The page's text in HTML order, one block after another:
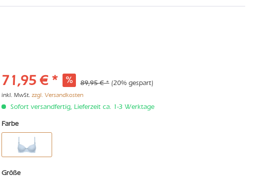
71,95 € * 89,95 € * (20% gespart)
inkl. MwSt.zzgl. Versandkosten
Sofort versandfertig, Lieferzeit ca. 1-3 Werktage
Farbe
Größe